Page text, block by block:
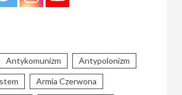
Antykomunizm Antypolonizm
Armia Czerwona